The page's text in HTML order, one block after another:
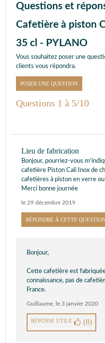
Questions et
Cafetière à piston
35 cl - PYLANO
Vous souhaitez poser une
clients vous répondra.
POSER UNE QUESTION
Questions 1 à 5/10
Lieu de fabrication
Bonjour, pourriez-vous
cafetière Piston Cali Inox de
cafetières à piston en verre
Merci bonne journée
le 29 décembre 2019
RÉPONDRE À CETTE
Bonjour,
Cette cafetière est
connaissance, pas de
France.
Guillaume le 3 janvier 2020
RÉPONSE UTILE (8)